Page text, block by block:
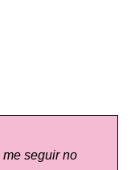
seguir no